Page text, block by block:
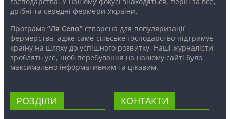
дрібні та середні фермери України.
Програма “Ля Село”створена для популяризації
фермерства, адже саме сільське господарство підтримує
країну на шляху до успішного розвитку. Наші журналісти
зроблять усе, щоб перебування на нашому сайті було
максимально інформативним та цікавим.
РОЗДІЛИ КОНТАКТИ